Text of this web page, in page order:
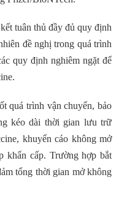
tuân thủ đầy đủ quy định
đề nghị trong quá trình
quy định nghiêm ngặt để
quá trình vận chuyển, bảo
kéo dài thời gian lưu trữ
khuyến cáo không mở
khẩn cấp. Trường hợp bắt
tổng thời gian mở không